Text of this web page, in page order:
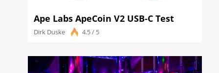
Ape Labs ApeCoin V2 USB-C Test
Dirk Duske 4.5 / 5